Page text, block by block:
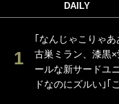
DAILY
｢なんじゃこりゃ
古巣ミラン、漆黒
ールな新サードユ
ドなのにズルい｣｢